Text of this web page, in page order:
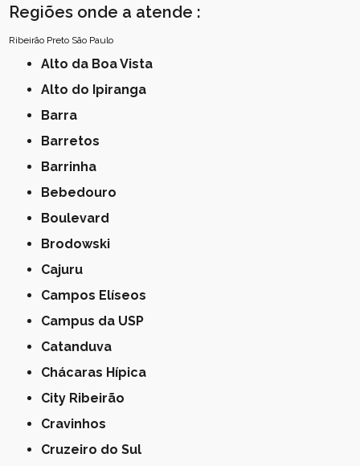
Regiões onde a atende :
Ribeirão Preto São Paulo
Alto da Boa Vista
Alto do Ipiranga
Barra
Barretos
Barrinha
Bebedouro
Boulevard
Brodowski
Cajuru
Campos Elíseos
Campus da USP
Catanduva
Chácaras Hípica
City Ribeirão
Cravinhos
Cruzeiro do Sul